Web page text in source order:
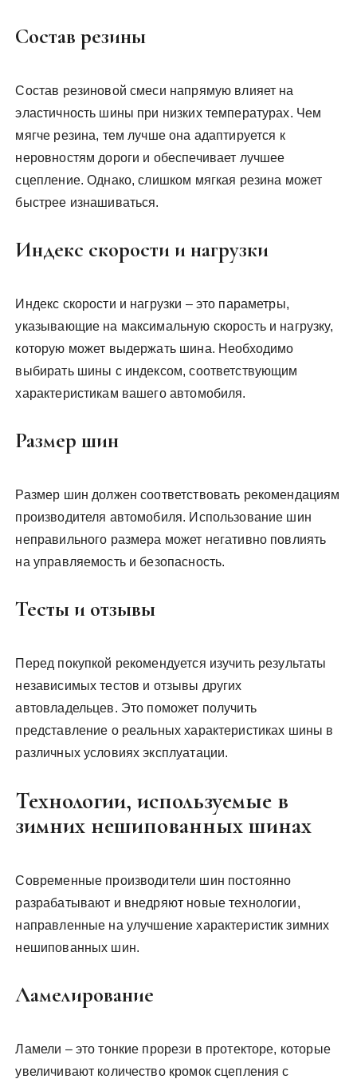
Состав резины
Состав резиновой смеси напрямую влияет на
эластичность шины при низких температурах. Чем
мягче резина, тем лучше она адаптируется к
неровностям дороги и обеспечивает лучшее
сцепление. Однако, слишком мягкая резина может
быстрее изнашиваться.
Индекс скорости и нагрузки
Индекс скорости и нагрузки – это параметры,
указывающие на максимальную скорость и нагрузку,
которую может выдержать шина. Необходимо
выбирать шины с индексом, соответствующим
характеристикам вашего автомобиля.
Размер шин
Размер шин должен соответствовать рекомендациям
производителя автомобиля. Использование шин
неправильного размера может негативно повлиять
на управляемость и безопасность.
Тесты и отзывы
Перед покупкой рекомендуется изучить результаты
независимых тестов и отзывы других
автовладельцев. Это поможет получить
представление о реальных характеристиках шины в
различных условиях эксплуатации.
Технологии, используемые в
зимних нешипованных шинах
Современные производители шин постоянно
разрабатывают и внедряют новые технологии,
направленные на улучшение характеристик зимних
нешипованных шин.
Ламелирование
Ламели – это тонкие прорези в протекторе, которые
увеличивают количество кромок сцепления с